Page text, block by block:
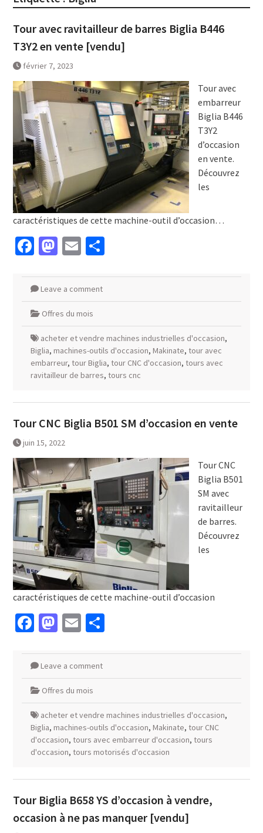
Tour avec ravitailleur de barres Biglia B446
T3Y2 en vente [vendu]
février 7, 2023
Tour avec
embarreur
Biglia B446
T3Y2
d’occasion
en vente.
Découvrez
les
caractéristiques de cette machine-outil d’occasion…
Facebook
Mastodon
EmailPartager
Leave a comment
Offres du mois
acheter et vendre machines industrielles d'occasion,
Biglia, machines-outils d'occasion, Makinate, tour avec
embarreur, tour Biglia, tour CNC d'occasion, tours avec
ravitailleur de barres, tours cnc
Tour CNC Biglia B501 SM d’occasion en vente
juin 15, 2022
Tour CNC
Biglia B501
SM avec
ravitailleur
de barres.
Découvrez
les
caractéristiques de cette machine-outil d’occasion
Facebook
Mastodon
EmailPartager
Leave a comment
Offres du mois
acheter et vendre machines industrielles d'occasion,
Biglia, machines-outils d'occasion, Makinate, tour CNC
d'occasion, tours avec embarreur d'occasion, tours
d'occasion, tours motorisés d'occasion
Tour Biglia B658 YS d’occasion à vendre,
occasion à ne pas manquer [vendu]